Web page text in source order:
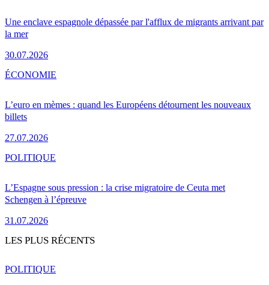
Une enclave espagnole dépassée par l'afflux de migrants arrivant par
la mer
30.07.2026
L’euro en mèmes : quand les Européens détournent les nouveaux
billets
27.07.2026
ÉCONOMIE
L’Espagne sous pression : la crise migratoire de Ceuta met
Schengen à l’épreuve
31.07.2026
POLITIQUE
LES PLUS RÉCENTS
POLITIQUE